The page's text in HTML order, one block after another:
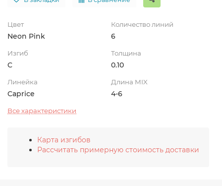
Цвет
Neon Pink
Количество линий
6
Изгиб
C
Толщина
0.10
Линейка
Caprice
Длина MIX
4-6
Все характеристики
Карта изгибов
Рассчитать примерную стоимость доставки